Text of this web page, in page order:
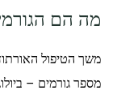
מה הם
משך הטיפול
מספר גורמים –